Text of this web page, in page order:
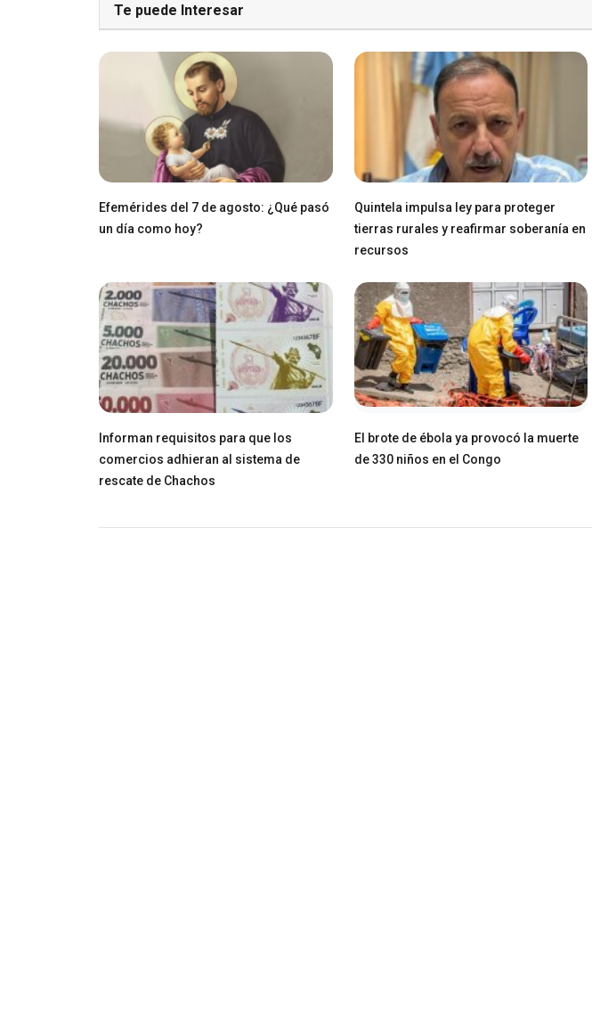
Te puede Interesar
Efemérides del 7 de agosto: ¿Qué pasó
un día como hoy?
Quintela impulsa ley para proteger
tierras rurales y reafirmar soberanía en
recursos
Informan requisitos para que los
comercios adhieran al sistema de
rescate de Chachos
El brote de ébola ya provocó la muerte
de 330 niños en el Congo